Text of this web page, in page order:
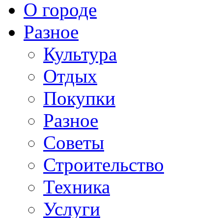
О городе
Разное
Культура
Отдых
Покупки
Разное
Советы
Строительство
Техника
Услуги